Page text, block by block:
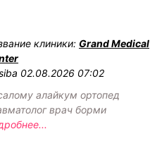
клиники: Grand Medical
02.08.2026 07:02
алайкум ортопед
врач борми